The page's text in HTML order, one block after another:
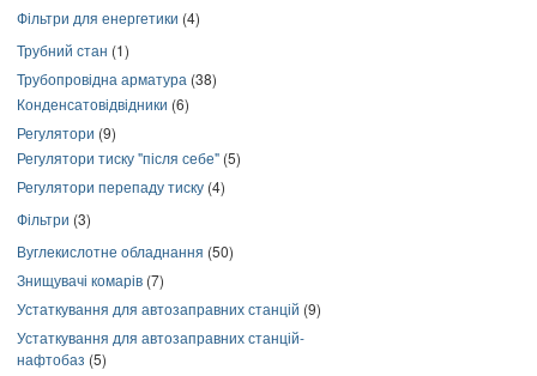
Фільтри для енергетики (4)
Трубний стан (1)
Трубопровідна арматура (38)
Конденсатовідвідники (6)
Регулятори (9)
Регулятори тиску "після себе" (5)
Регулятори перепаду тиску (4)
Фільтри (3)
Вуглекислотне обладнання (50)
Знищувачі комарів (7)
Устаткування для автозаправних станцій (9)
Устаткування для автозаправних станцій-
нафтобаз (5)